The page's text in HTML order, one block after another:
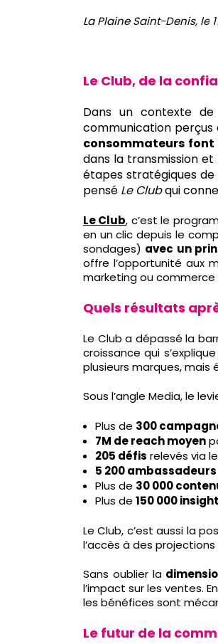
La Plaine Saint-Denis, le
Le Club, de la
Dans un contexte
communication perçus
consommateurs
dans la transmission
étapes stratégiques
pensé Le Clubqui
Le Club, c’est le
en un clic depuis le
sondages) avec un
offre l’opportunité aux
marketing ou
Quels résultats
Le Club a dépassé la
croissance qui
plusieurs marques,
Sous l’angle Media, le
Plus de 300
7M de reach moyen
205 défis relevés via
5 200 ambassadeurs
Plus de 30 000
Plus de 150 000
Le Club, c’est aussi la
l’accès à des
Sans oublier la
l’impact sur les ventes.
les bénéfices sont
Le futur de la